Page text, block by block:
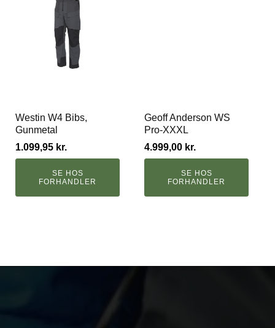
Westin W4 Bibs,
Gunmetal
1.099,95 kr.
SE HOS
FORHANDLER
Geoff Anderson WS
Pro-XXXL
4.999,00 kr.
SE HOS
FORHANDLER